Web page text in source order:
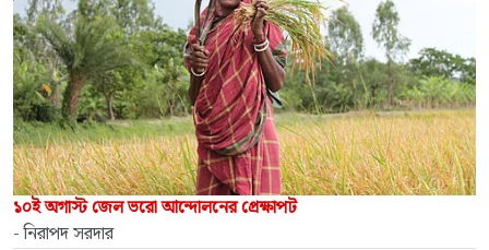
১০ই অগাস্ট জেল ভরো আন্দোলনের প্রেক্ষাপট
- নিরাপদ সরদার